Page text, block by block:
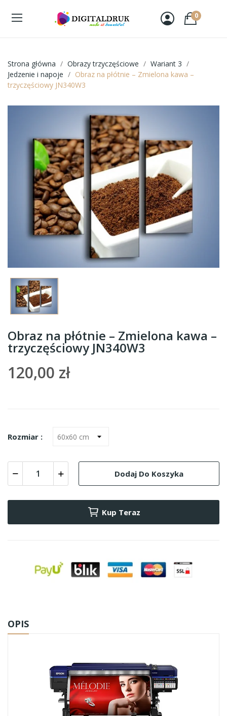
0
Strona główna Obrazy trzyczęściowe
Wariant 3
Jedzenie i napoje
Obraz na płótnie – Zmielona kawa –
trzyczęściowy JN340W3
Obraz na płótnie – Zmielona kawa –
trzyczęściowy JN340W3
120,00 zł
Rozmiar :
Dodaj Do Koszyka
Kup Teraz
OPIS